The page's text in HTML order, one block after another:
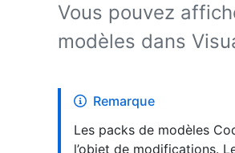
Vous pouvez
modèles dans
Remarque
Les packs de modèles
l’objet de modifications.